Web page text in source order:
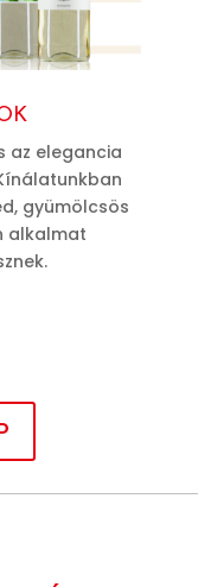
az elegancia
gyümölcsös
alkalmat